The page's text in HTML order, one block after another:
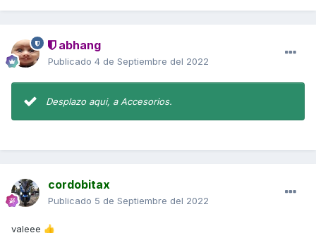
abhang
Publicado 4 de Septiembre del 2022
Desplazo aqui, a Accesorios.
cordobitax
Publicado 5 de Septiembre del 2022
valeee 👍